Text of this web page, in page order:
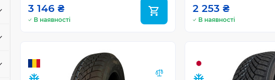
3 146 ₴
В наявності
2 253 ₴
В наявності